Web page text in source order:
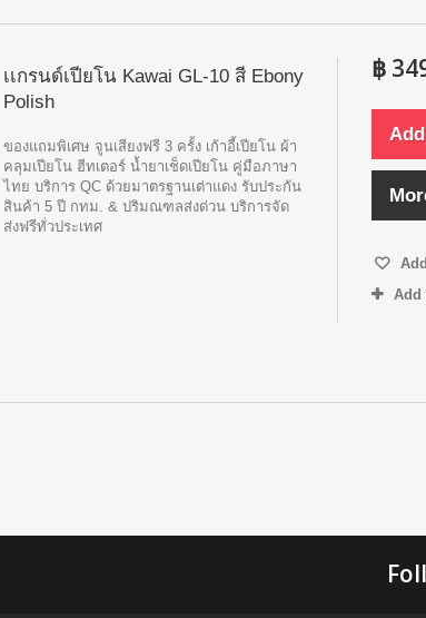
เเกรนด์เปียโน Kawai GL-10 สี Ebony
Polish
ของแถมพิเศษ จูนเสียงฟรี 3 ครั้ง เก้าอี้เปียโน ผ้า
คลุมเปียโน ฮีทเตอร์ น้ำยาเช็ดเปียโน คู่มือภาษา
ไทย บริการ QC ด้วยมาตรฐานเต่าแดง รับประกัน
สินค้า 5 ปี กทม. & ปริมณฑลส่งด่วน บริการจัด
ส่งฟรีทั่วประเทศ
฿
Add